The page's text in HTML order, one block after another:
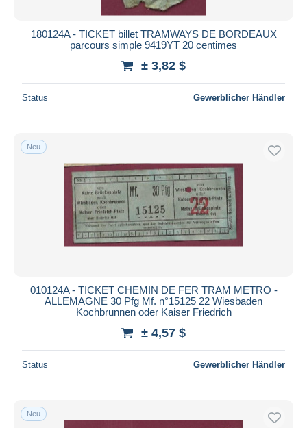
180124A - TICKET billet TRAMWAYS DE BORDEAUX
parcours simple 9419YT 20 centimes
± 3,82 $
Status Gewerblicher Händler
Neu
010124A - TICKET CHEMIN DE FER TRAM METRO -
ALLEMAGNE 30 Pfg Mf. n°15125 22 Wiesbaden
Kochbrunnen oder Kaiser Friedrich
± 4,57 $
Status Gewerblicher Händler
Neu